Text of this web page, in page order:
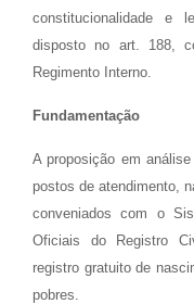
constitucionalidade e
disposto no art. 188,
Regimento Interno.
Fundamentação
A proposição em
postos de atendimento,
conveniados com o
Oficiais do Registro
registro gratuito de
pobres.